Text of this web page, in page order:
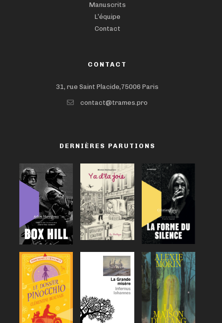
Manuscrits
L’équipe
Contact
CONTACT
31, rue Saint Placide,75006 Paris
contact@trames.pro
DERNIÈRES PARUTIONS